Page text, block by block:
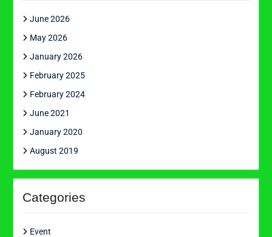
June 2026
May 2026
January 2026
February 2025
February 2024
June 2021
January 2020
August 2019
Categories
Event